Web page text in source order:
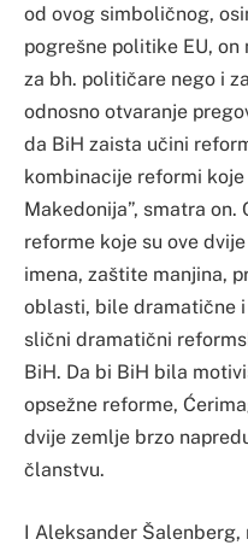
od ovog simboličnog,
pogrešne politike EU,
za bh. političare nego i
odnosno otvaranje
da BiH zaista učini
kombinacije reformi
Makedonija”, smatra
reforme koje su ove
imena, zaštite manjina,
oblasti, bile dramatične
slični dramatični
BiH. Da bi BiH bila
opsežne reforme,
dvije zemlje brzo
članstvu.
I Aleksander